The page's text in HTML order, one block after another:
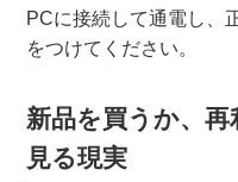
PCに接続して通電し、
をつけてください。
新品を買うか、
見る現実